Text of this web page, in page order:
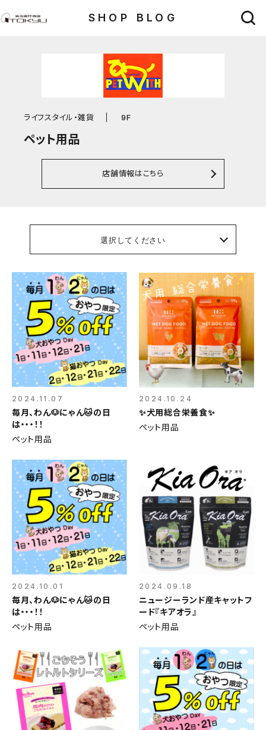
SHOP BLOG
ライフスタイル・雑貨 9F
ペット用品
店舗情報はこちら
選択してください
2024.11.07
毎月、わん🐶にゃん🐱の日
は・・・！！
ペット用品
2024.10.24
✨犬用総合栄養食✨
ペット用品
2024.10.01
毎月、わん🐶にゃん🐱の日
は・・・！！
ペット用品
2024.09.18
ニュージーランド産キャットフ
ード『キアオラ』
ペット用品